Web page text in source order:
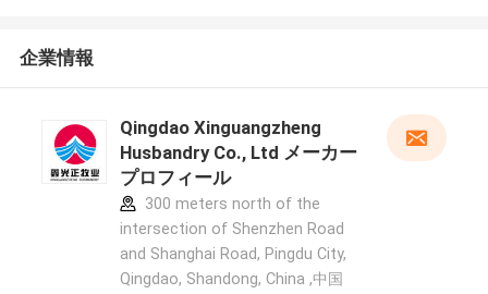
企業情報
Qingdao Xinguangzheng
Husbandry Co., Ltd メーカー
プロフィール
300 meters north of the
intersection of Shenzhen Road
and Shanghai Road, Pingdu City,
Qingdao, Shandong, China ,中国